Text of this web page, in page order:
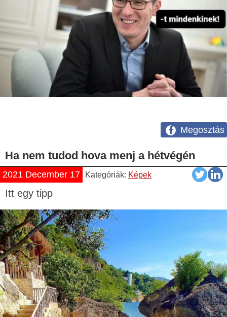
Megosztás
Ha nem tudod hova menj a hétvégén
2021 December 17 Kategóriák: Képek
Itt egy tipp